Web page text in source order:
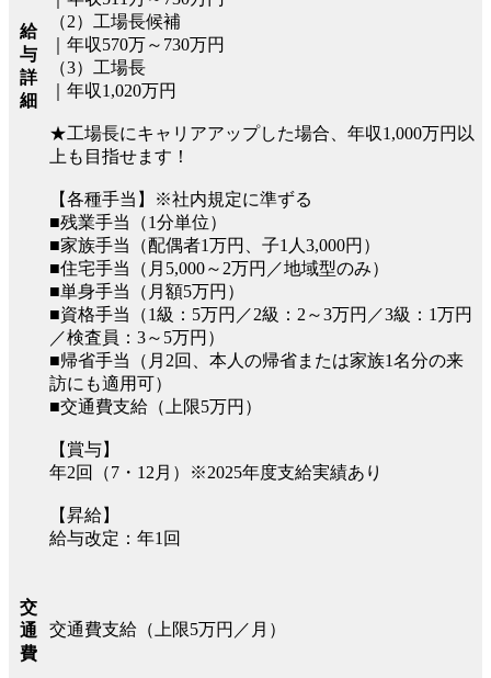
給
与
詳
細
（2）工場長候補
｜年収570万～730万円
（3）工場長
｜年収1,020万円
★工場長にキャリアアップした場合、年収1,000万円以
上も目指せます！
【各種手当】※社内規定に準ずる
■残業手当（1分単位）
■家族手当（配偶者1万円、子1人3,000円）
■住宅手当（月5,000～2万円／地域型のみ）
■単身手当（月額5万円）
■資格手当（1級：5万円／2級：2～3万円／3級：1万円
／検査員：3～5万円）
■帰省手当（月2回、本人の帰省または家族1名分の来
訪にも適用可）
■交通費支給（上限5万円）
【賞与】
年2回（7・12月）※2025年度支給実績あり
【昇給】
給与改定：年1回
交
通
費
交通費支給（上限5万円／月）